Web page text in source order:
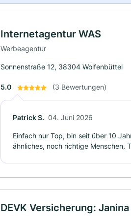
Internetagentur WAS
Werbeagentur
Sonnenstraße 12, 38304 Wolfenbüttel
5.0 (3 Bewertungen)
Patrick S. 04. Juni 2026
Einfach nur Top, bin seit über 10
ähnliches, noch richtige Menschen,
DEVK Versicherung: